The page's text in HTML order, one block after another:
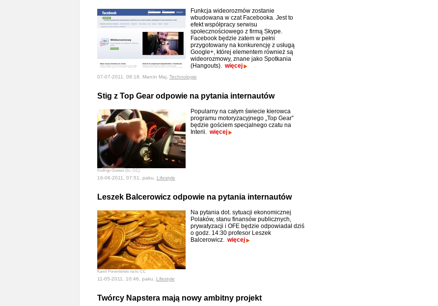
Funkcja wideorozmów zostanie
wbudowana w czat Facebooka. Jest to
efekt współpracy serwisu
społecznościowego z firmą Skype.
Facebook będzie zatem w pełni
przygotowany na konkurencję z usługą
Google+, której elementem również są
wideorozmowy, znane jako Spotkania
(Hangouts). więcej
07-07-2011, 08:18, Marcin Maj, Technologie
Stig z Top Gear odpowie na pytania internautów
Rodrigo Gianesi (lic. CC)
Popularny na całym świecie kierowca
programu motoryzacyjnego „Top Gear”
będzie gościem specjalnego czatu na
Interii. więcej
16-06-2011, 07:51, paku, Lifestyle
Leszek Balcerowicz odpowie na pytania internautów
Kamil Porembiński na lic CC
Na pytania dot. sytuacji ekonomicznej
Polaków, stanu finansów publicznych,
prywatyzacji i OFE będzie odpowiadał dziś
o godz. 14:30 profesor Leszek
Balcerowicz. więcej
11-05-2011, 10:46, paku, Lifestyle
Twórcy Napstera mają nowy ambitny projekt